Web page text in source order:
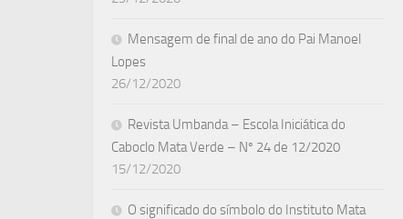
Mensagem de final de ano do Pai Manoel
Lopes
26/12/2020
Revista Umbanda – Escola Iniciática do
Caboclo Mata Verde – Nº 24 de 12/2020
15/12/2020
O significado do símbolo do Instituto Mata